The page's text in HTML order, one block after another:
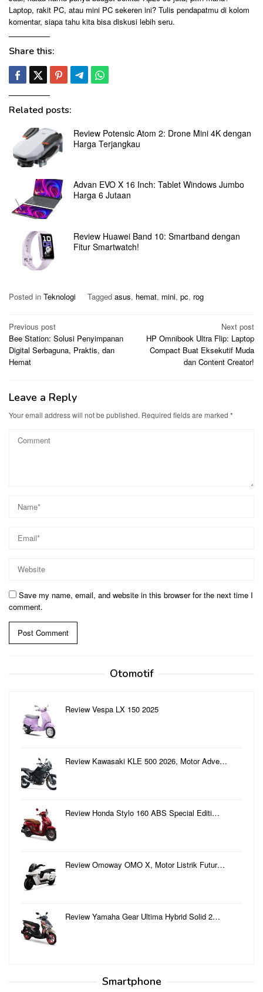
Laptop, rakit PC, atau mini PC sekeren ini? Tulis pendapatmu di kolom
komentar, siapa tahu kita bisa diskusi lebih seru.
Share this:
Related posts:
Review Potensic Atom 2: Drone Mini 4K dengan
Harga Terjangkau
Advan EVO X 16 Inch: Tablet Windows Jumbo
Harga 6 Jutaan
Review Huawei Band 10: Smartband dengan
Fitur Smartwatch!
Posted in Teknologi Tagged asus, hemat, mini, pc, rog
Post
navigation
Previous post
Bee Station: Solusi Penyimpanan
Digital Serbaguna, Praktis, dan
Hemat
Next post
HP Omnibook Ultra Flip: Laptop
Compact Buat Eksekutif Muda
dan Content Creator!
Leave a Reply
Your email address will not be published. Required fields are marked *
Save my name, email, and website in this browser for the next time I
comment.
Otomotif
Review Vespa LX 150 2025
Review Kawasaki KLE 500 2026, Motor Adve…
Review Honda Stylo 160 ABS Special Editi…
Review Omoway OMO X, Motor Listrik Futur…
Review Yamaha Gear Ultima Hybrid Solid 2…
Smartphone